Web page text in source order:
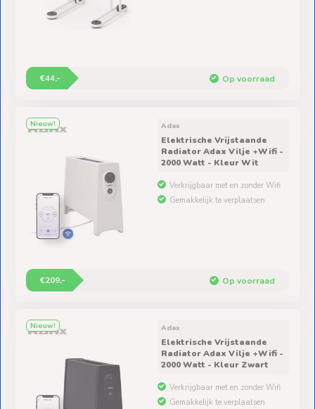
€44,- Op voorraad
Nieuw! Adax
Elektrische Vrijstaande
Radiator Adax Vilje +Wifi -
2000 Watt - Kleur Wit
Verkrijgbaar met en zonder Wifi
Gemakkelijk te verplaatsen
€209,- Op voorraad
Nieuw! Adax
Elektrische Vrijstaande
Radiator Adax Vilje +Wifi -
2000 Watt - Kleur Zwart
Verkrijgbaar met en zonder Wifi
Gemakkelijk te verplaatsen